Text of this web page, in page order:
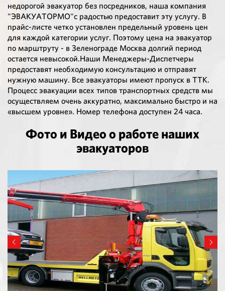
недорогой эвакуатор без посредников, наша компания
"ЭВАКУАТОРМО"с радостью предоставит эту услугу. В
прайс-листе четко установлен предельный уровень цен
для каждой категории услуг. Поэтому цена на эвакуатор
по марштруту - в Зеленограде Москва долгий период
остается невысокой.Наши Менеджеры-Диспетчеры
предоставят необходимую консультацию и отправят
нужную машину. Все эвакуаторы имеют пропуск в ТТК.
Процесс эвакуации всех типов транспортных средств мы
осуществляем очень аккуратно, максимально быстро и на
«высшем уровне». Номер телефона доступен 24 часа.
Фото и Видео о работе наших
эвакуаторов